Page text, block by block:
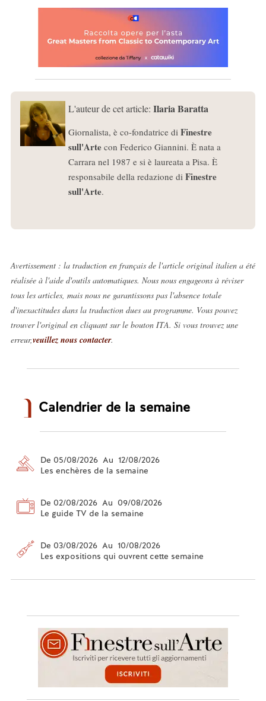
L'auteur de cet article: Ilaria Baratta
Giornalista, è co-fondatrice di Finestre
sull'Artecon Federico Giannini. È nata a
Carrara nel 1987 e si è laureata a Pisa. È
responsabile della redazione di Finestre
sull'Arte.
Avertissement : la traduction en français de l'article original italien a été
réalisée à l'aide d'outils automatiques. Nous nous engageons à réviser
tous les articles, mais nous ne garantissons pas l'absence totale
d'inexactitudes dans la traduction dues au programme. Vous pouvez
trouver l'original en cliquant sur le bouton ITA. Si vous trouvez une
erreur,veuillez nous contacter.
Calendrier de la semaine
De 05/08/2026 Au 12/08/2026
Les enchères de la semaine
De 02/08/2026 Au 09/08/2026
Le guide TV de la semaine
De 03/08/2026 Au 10/08/2026
Les expositions qui ouvrent cette semaine